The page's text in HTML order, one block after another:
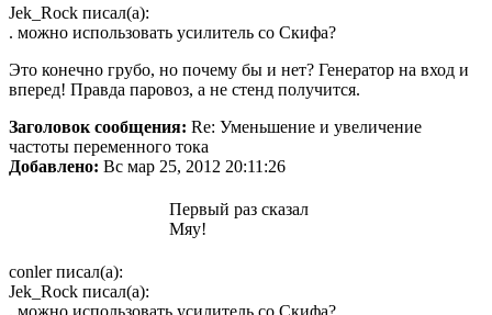
Jek_Rock писал(а):
. можно использовать усилитель со Скифа?
Это конечно грубо, но почему бы и нет? Генератор на вход и
вперед! Правда паровоз, а не стенд получится.
Заголовок сообщения: Re: Уменьшение и увеличение
частоты переменного тока
Добавлено: Вс мар 25, 2012 20:11:26
Первый раз сказал
Мяу!
conler писал(а):
Jek_Rock писал(а):
. можно использовать усилитель со Скифа?